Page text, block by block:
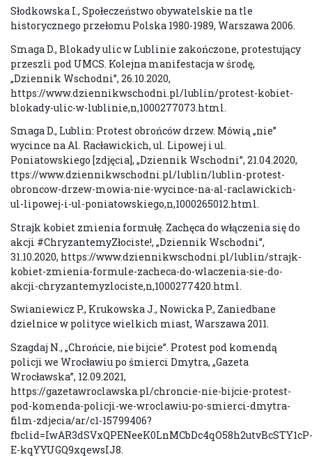
Słodkowska I., Społeczeństwo obywatelskie na tle
historycznego przełomu Polska 1980-1989, Warszawa 2006.
Smaga D., Blokady ulic w Lublinie zakończone, protestujący
przeszli pod UMCS. Kolejna manifestacja w środę,
„Dziennik Wschodni”, 26.10.2020,
https://www.dziennikwschodni.pl/lublin/protest-kobiet-
blokady-ulic-w-lublinie,n,1000277073.html.
Smaga D., Lublin: Protest obrońców drzew. Mówią „nie”
wycince na Al. Racławickich, ul. Lipowej i ul.
Poniatowskiego [zdjęcia], „Dziennik Wschodni”, 21.04.2020,
ttps://www.dziennikwschodni.pl/lublin/lublin-protest-
obroncow-drzew-mowia-nie-wycince-na-al-raclawickich-
ul-lipowej-i-ul-poniatowskiego,n,1000265012.html.
Strajk kobiet zmienia formułę. Zachęca do włączenia się do
akcji #ChryzantemyZłociste!, „Dziennik Wschodni”,
31.10.2020, https://www.dziennikwschodni.pl/lublin/strajk-
kobiet-zmienia-formule-zacheca-do-wlaczenia-sie-do-
akcji-chryzantemyzlociste,n,1000277420.html.
Swianiewicz P., Krukowska J., Nowicka P., Zaniedbane
dzielnice w polityce wielkich miast, Warszawa 2011.
Szagdaj N., „Chrońcie, nie bijcie”. Protest pod komendą
policji we Wrocławiu po śmierci Dmytra, „Gazeta
Wrocławska”, 12.09.2021,
https://gazetawroclawska.pl/chroncie-nie-bijcie-protest-
pod-komenda-policji-we-wroclawiu-po-smierci-dmytra-
film-zdjecia/ar/c1-15799406?
fbclid=IwAR3dSVxQPENeeK0LnMCbDc4qO58h2utvBcSTY1cP-
E-kqYYUGQ9xqewsIJ8.